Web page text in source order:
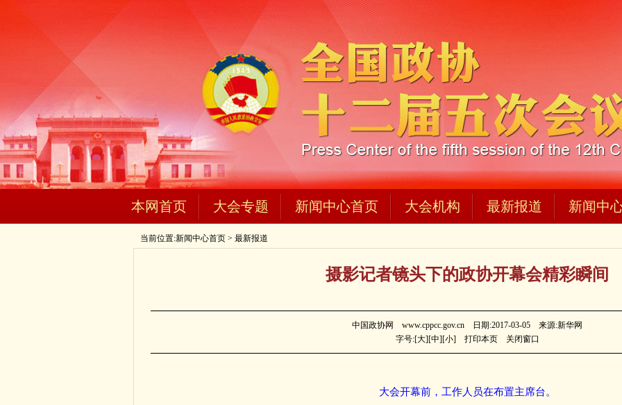
本网首页 大会专题 新闻中心首页 大会机构 最新报道 新闻中
当前位置:新闻中心首页 > 最新报道
摄影记者镜头下的政协开幕会精彩瞬间
中国政协网 www.cppcc.gov.cn 日期:2017-03-05 来源:新华网
字号:[大][中][小] 打印本页 关闭窗口
大会开幕前，工作人员在布置主席台。